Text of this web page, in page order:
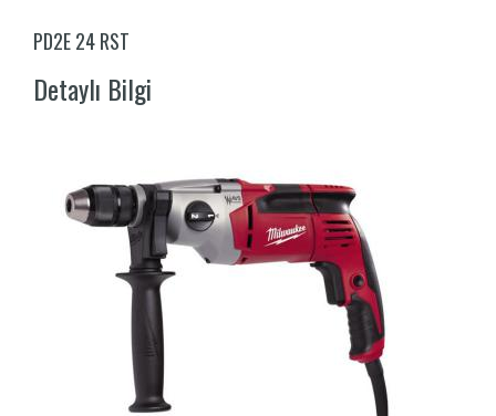
PD2E 24 RST
Detaylı Bilgi